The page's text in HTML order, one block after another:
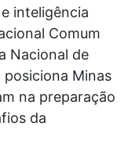
inteligência
Comum
Nacional de
posiciona Minas
na preparação
da